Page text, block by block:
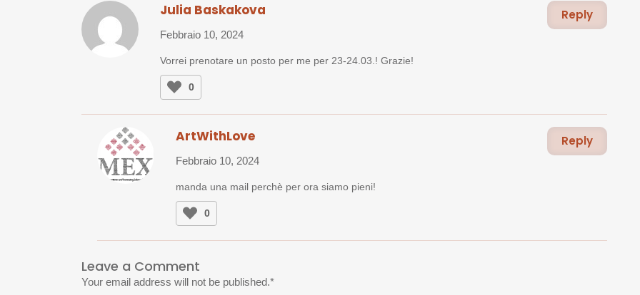
Julia Baskakova
Febbraio 10, 2024
Vorrei prenotare un posto per me per 23-24.03.! Grazie!
0
Reply
ArtWithLove
Febbraio 10, 2024
manda una mail perchè per ora siamo pieni!
0
Reply
Leave a Comment
Your email address will not be published.*